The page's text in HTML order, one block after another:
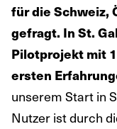
für die Schweiz,
gefragt. In St.
Pilotprojekt mit
ersten
unserem Start in
Nutzer ist durch